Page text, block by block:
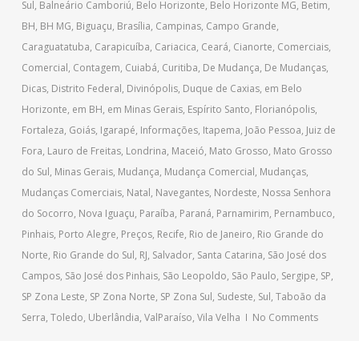
Sul, Balneário Camboriú, Belo Horizonte, Belo Horizonte MG, Betim,
BH, BH MG, Biguaçu, Brasília, Campinas, Campo Grande,
Caraguatatuba, Carapicuíba, Cariacica, Ceará, Cianorte, Comerciais,
Comercial, Contagem, Cuiabá, Curitiba, De Mudança, De Mudanças,
Dicas, Distrito Federal, Divinópolis, Duque de Caxias, em Belo
Horizonte, em BH, em Minas Gerais, Espírito Santo, Florianópolis,
Fortaleza, Goiás, Igarapé, Informações, Itapema, João Pessoa, Juiz de
Fora, Lauro de Freitas, Londrina, Maceió, Mato Grosso, Mato Grosso
do Sul, Minas Gerais, Mudança, Mudança Comercial, Mudanças,
Mudanças Comerciais, Natal, Navegantes, Nordeste, Nossa Senhora
do Socorro, Nova Iguaçu, Paraíba, Paraná, Parnamirim, Pernambuco,
Pinhais, Porto Alegre, Preços, Recife, Rio de Janeiro, Rio Grande do
Norte, Rio Grande do Sul, RJ, Salvador, Santa Catarina, São José dos
Campos, São José dos Pinhais, São Leopoldo, São Paulo, Sergipe, SP,
SP Zona Leste, SP Zona Norte, SP Zona Sul, Sudeste, Sul, Taboão da
Serra, Toledo, Uberlândia, ValParaíso, Vila Velha No Comments